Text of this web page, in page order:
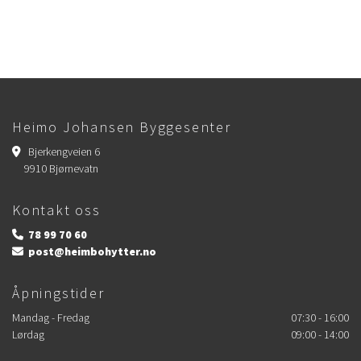
Heimo Johansen Byggesenter

Bjerkengveien 6
9910 Bjørnevatn
Kontakt oss
 78 99 70 60
 post@heimbohytter.no
Åpningstider
Mandag - Fredag
07:30 - 16:00
Lørdag
09:00 - 14:00